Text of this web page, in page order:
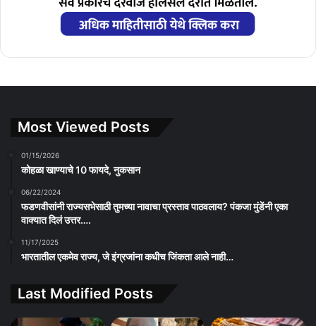
Most Viewed Posts
01/15/2026
कोहळा खाण्याचे 10 फायदे, नुकसान
06/22/2024
फडणवीसांनी राज्यसभेसाठी तुमच्या नावाचा प्रस्ताव पाठवलाय? पंकजा मुंडेंनी एका
वाक्यात दिलं उत्तर….
11/17/2025
भारतातील एकमेव राज्य, जे इंग्रजांना कधीच जिंकता आले नाही…
Last Modified Posts